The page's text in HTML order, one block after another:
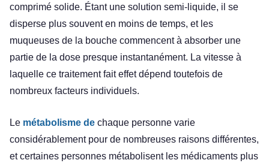
comprimé solide. Étant une solution semi-liquide, il se
disperse plus souvent en moins de temps, et les
muqueuses de la bouche commencent à absorber une
partie de la dose presque instantanément. La vitesse à
laquelle ce traitement fait effet dépend toutefois de
nombreux facteurs individuels.
Le métabolisme de chaque personne varie
considérablement pour de nombreuses raisons différentes,
et certaines personnes métabolisent les médicaments plus